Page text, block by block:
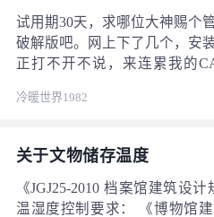
试用期30天，求哪位大神赐个
破解版吧。网上下了几个，安
正打不开不说，来连累我的
误状态0XC0e90008
冷暖世界1982
关于文物储存温度
《JGJ25-2010 档案馆建筑设
温湿度控制要求： 《博物馆建